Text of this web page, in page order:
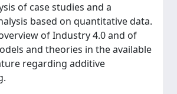
of case studies and a
based on quantitative data.
of Industry 4.0 and of
and theories in the available
regarding additive